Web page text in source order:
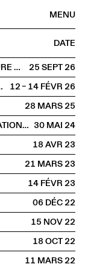
MENU
DATE
TRANSFORMER LE CCS : UNE ARCHITECTURE DE L'ALTÉRATION
25 SEPT2026
ET RÉSISTANCES
12 – 14 FÉVR2026
28 MARS2025
LES RENCONTRES DE LURE EN CONVERSATION AVEC ROSMARIE TISSI 30 MAI2024
18 AVR2023
21 MARS2023
14 FÉVR2023
06 DÉC2022
15 NOV2022
18 OCT2022
11 MARS2022